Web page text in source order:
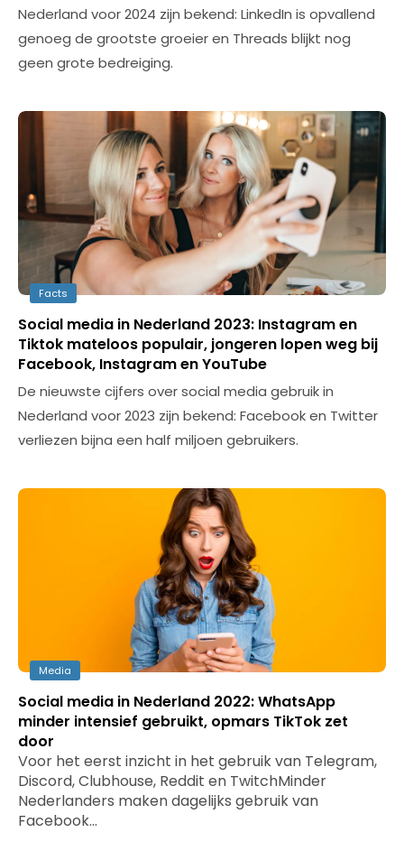
Nederland voor 2024 zijn bekend: LinkedIn is opvallend
genoeg de grootste groeier en Threads blijkt nog
geen grote bedreiging.
Facts
Social media in Nederland 2023: Instagram en
Tiktok mateloos populair, jongeren lopen weg bij
Facebook, Instagram en YouTube
De nieuwste cijfers over social media gebruik in
Nederland voor 2023 zijn bekend: Facebook en Twitter
verliezen bijna een half miljoen gebruikers.
Media
Social media in Nederland 2022: WhatsApp
minder intensief gebruikt, opmars TikTok zet
door
Voor het eerst inzicht in het gebruik van Telegram,
Discord, Clubhouse, Reddit en TwitchMinder
Nederlanders maken dagelijks gebruik van
Facebook…